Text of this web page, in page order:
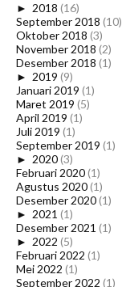
► 2018 (16)
September 2018 (10)
Oktober 2018 (3)
November 2018 (2)
Desember 2018 (1)
► 2019 (9)
Januari 2019 (1)
Maret 2019 (5)
April 2019 (1)
Juli 2019 (1)
September 2019 (1)
► 2020(3)
Februari 2020(1)
Agustus 2020(1)
Desember 2020(1)
► 2021 (1)
Desember 2021 (1)
► 2022 (5)
Februari 2022 (1)
Mei 2022 (1)
September 2022 (1)